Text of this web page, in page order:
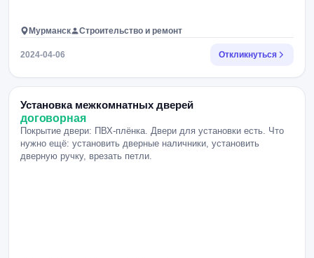
Мурманск Строительство и ремонт
2024-04-06 Откликнуться
Установка межкомнатных дверей
договорная
Покрытие двери: ПВХ-плёнка. Двери для установки есть. Что
нужно ещё: установить дверные наличники, установить
дверную ручку, врезать петли.